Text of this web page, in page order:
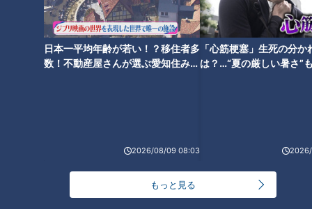
日本一平均年齢が若い！？移住者多
数！不動産屋さんが選ぶ愛知住みた
2026/08/09 08:03
「心筋梗塞」生死の分か
は？…“夏の厳しい暑さ”
もっと見る
【ついに第8子誕生！！】9人大
【あけましておめでとうござい
【11人大家族の年末ご挨拶】24